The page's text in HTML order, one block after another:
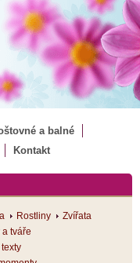
a balné
Kontakt
Rostliny
Zvířata
a tváře